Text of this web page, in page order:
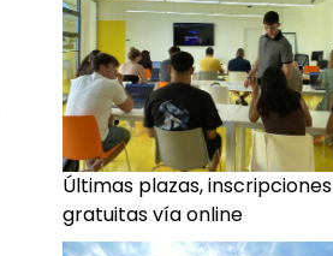
Últimas plazas, inscripciones
gratuitas vía online